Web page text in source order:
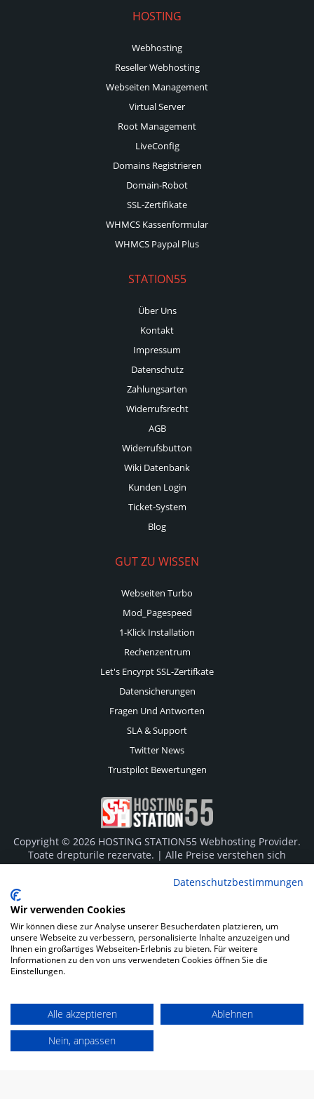
HOSTING
Webhosting
Reseller Webhosting
Webseiten Management
Virtual Server
Root Management
LiveConfig
Domains Registrieren
Domain-Robot
SSL-Zertifikate
WHMCS Kassenformular
WHMCS Paypal Plus
STATION55
Über Uns
Kontakt
Impressum
Datenschutz
Zahlungsarten
Widerrufsrecht
AGB
Widerrufsbutton
Wiki Datenbank
Kunden Login
Ticket-System
Blog
GUT ZU WISSEN
Webseiten Turbo
Mod_Pagespeed
1-Klick Installation
Rechenzentrum
Let's Encyrpt SSL-Zertifkate
Datensicherungen
Fragen Und Antworten
SLA & Support
Twitter News
Trustpilot Bewertungen
Copyright © 2026 HOSTING STATION55 Webhosting Provider.
Toate drepturile rezervate. | Alle Preise verstehen sich
inklusive Mehrwertsteuer von derzeit 19%. Die angegebenen
Preise sind Monatsgebühren und für die gesamte
Zahlungsmöglichkeiten für Behörden und Öffentlichen Dienst
auf Anfrage bei allen Tarifen möglich.
Logos und Markenzeichen sind Eigentum der jeweiligen
Hersteller. Irrtümer vorbehalten.
Datenschutzbestimmungen
Wir verwenden Cookies
Wir können diese zur Analyse unserer Besucherdaten platzieren, um
unsere Webseite zu verbessern, personalisierte Inhalte anzuzeigen und
Ihnen ein großartiges Webseiten-Erlebnis zu bieten. Für weitere
Informationen zu den von uns verwendeten Cookies öffnen Sie die
Einstellungen.
Alle akzeptieren
Ablehnen
Nein, anpassen